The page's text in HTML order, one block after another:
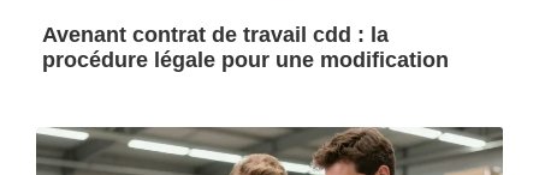
Avenant contrat de travail cdd : la
procédure légale pour une modification